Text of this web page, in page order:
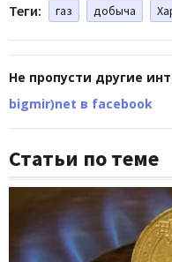
Теги: газ добыча
Не пропусти другие
bigmir)net в facebook
Статьи по теме